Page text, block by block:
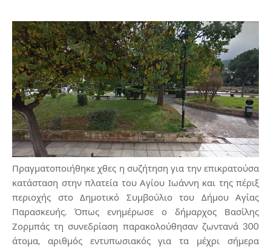
Πραγματοποιήθηκε χθες η συζήτηση για την επικρατούσα
κατάσταση στην πλατεία του Αγίου Ιωάννη και της πέριξ
περιοχής στο Δημοτικό Συμβούλιο του Δήμου Αγίας
Παρασκευής. Όπως ενημέρωσε ο δήμαρχος Βασίλης
Ζορμπάς τη συνεδρίαση παρακολούθησαν ζωντανά 300
άτομα, αριθμός εντυπωσιακός για τα μέχρι σήμερα